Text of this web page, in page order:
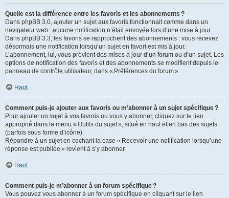
Quelle est la différence entre les favoris et les abonnements ?
Dans phpBB 3.0, ajouter un sujet aux favoris fonctionnait comme dans un
navigateur web : aucune notification n’était envoyée lors d’une mise à jour.
Dans phpBB 3.3, les favoris se rapprochent des abonnements : vous recevez
désormais une notification lorsqu’un sujet en favori est mis à jour.
L’abonnement, lui, vous prévient des mises à jour d’un forum ou d’un sujet. Les
options de notification des favoris et des abonnements se modifient depuis le
panneau de contrôle utilisateur, dans « Préférences du forum ».
Haut
Comment puis-je ajouter aux favoris ou m’abonner à un sujet spécifique ?
Pour ajouter un sujet à vos favoris ou vous y abonner, cliquez sur le lien
approprié dans le menu « Outils du sujet », situé en haut et en bas des sujets
(parfois sous forme d’icône).
Répondre à un sujet en cochant la case « Recevoir une notification lorsqu’une
réponse est publiée » revient à s’y abonner.
Haut
Comment puis-je m’abonner à un forum spécifique ?
Vous pouvez vous abonner à un forum spécifique en cliquant sur le lien